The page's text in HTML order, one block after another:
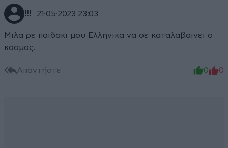
!!! 21·05·2023 23:03
Μιλα ρε παιδακι μου Ελληνικα να σε καταλαβαινει ο
κοσμος.
Απαντήστε 0 0